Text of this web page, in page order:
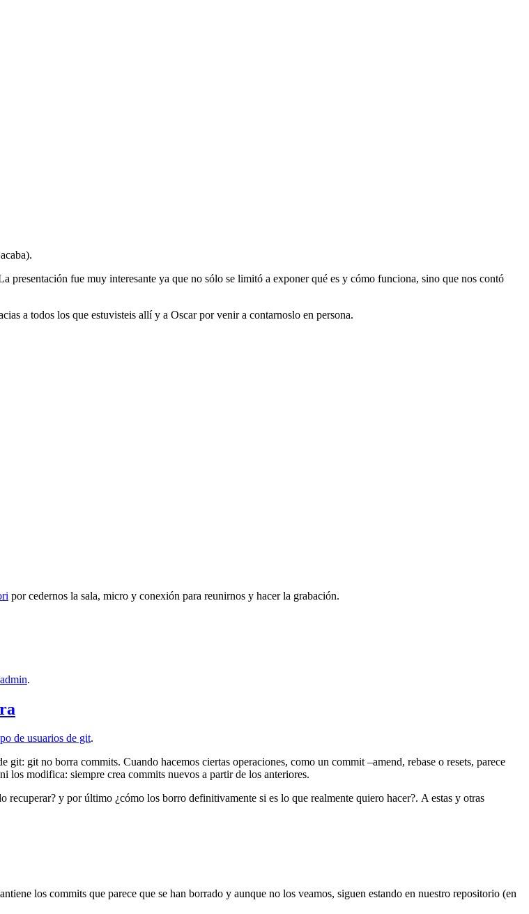
presentación fue muy interesante ya que no sólo se limitó a exponer qué es y cómo funciona, sino que nos contó
a todos los que estuvisteis allí y a Oscar por venir a contarnoslo en persona.
por cedernos la sala, micro y conexión para reunirnos y hacer la grabación.
admin.
de usuarios de git.
git no borra commits. Cuando hacemos ciertas operaciones, como un commit –amend, rebase o resets, parece
los modifica: siempre crea commits nuevos a partir de los anteriores.
y por último ¿cómo los borro definitivamente si es lo que realmente quiero hacer?. A estas y otras
los commits que parece que se han borrado y aunque no los veamos, siguen estando en nuestro repositorio (en